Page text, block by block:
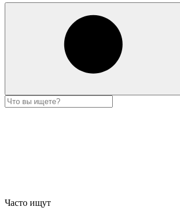
Часто ищут